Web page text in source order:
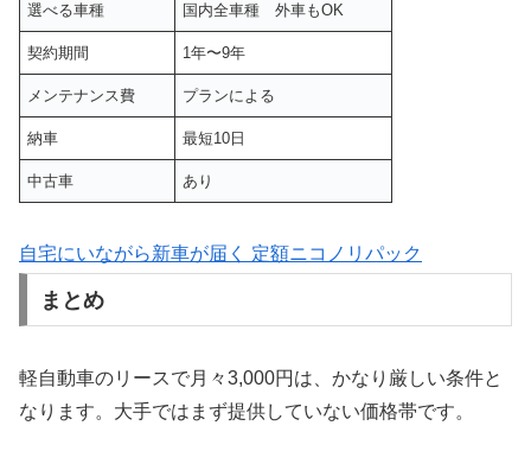
選べる車種 国内全車種 外車もOK
契約期間 1年〜9年
メンテナンス費 プランによる
納車 最短10日
中古車 あり
自宅にいながら新車が届く 定額ニコノリパック
まとめ
軽自動車のリースで月々3,000円は、かなり厳しい条件と
なります。大手ではまず提供していない価格帯です。